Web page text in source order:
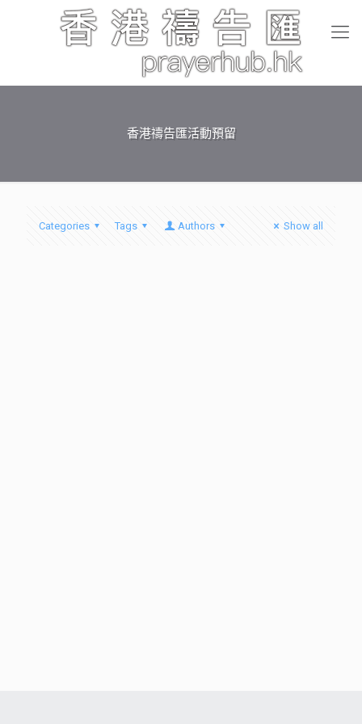
香港禱告匯活動預留
Categories Tags Authors Show all